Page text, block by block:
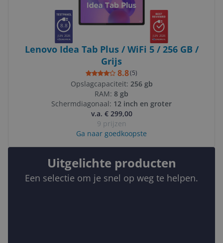
8.8
JUN 2026 JUN 2026
Lenovo Idea Tab Plus / WiFi 5 / 256 GB /
Grijs
8.8(5)
Opslagcapaciteit: 256 gb
RAM: 8 gb
Schermdiagonaal: 12 inch en groter
v.a. € 299,00
9 prijzen
Ga naar goedkoopste
Uitgelichte producten
Een selectie om je snel op weg te helpen.